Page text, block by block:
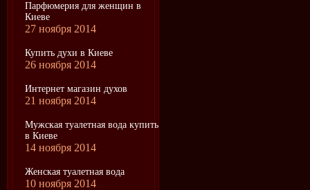
Парфюмерия для женщин в
Киеве
27 ноября 2014
Купить духи в Киеве
26 ноября 2014
Интернет магазин духов
21 ноября 2014
Мужская туалетная вода купить
в Киеве
14 ноября 2014
Женская туалетная вода
10 ноября 2014